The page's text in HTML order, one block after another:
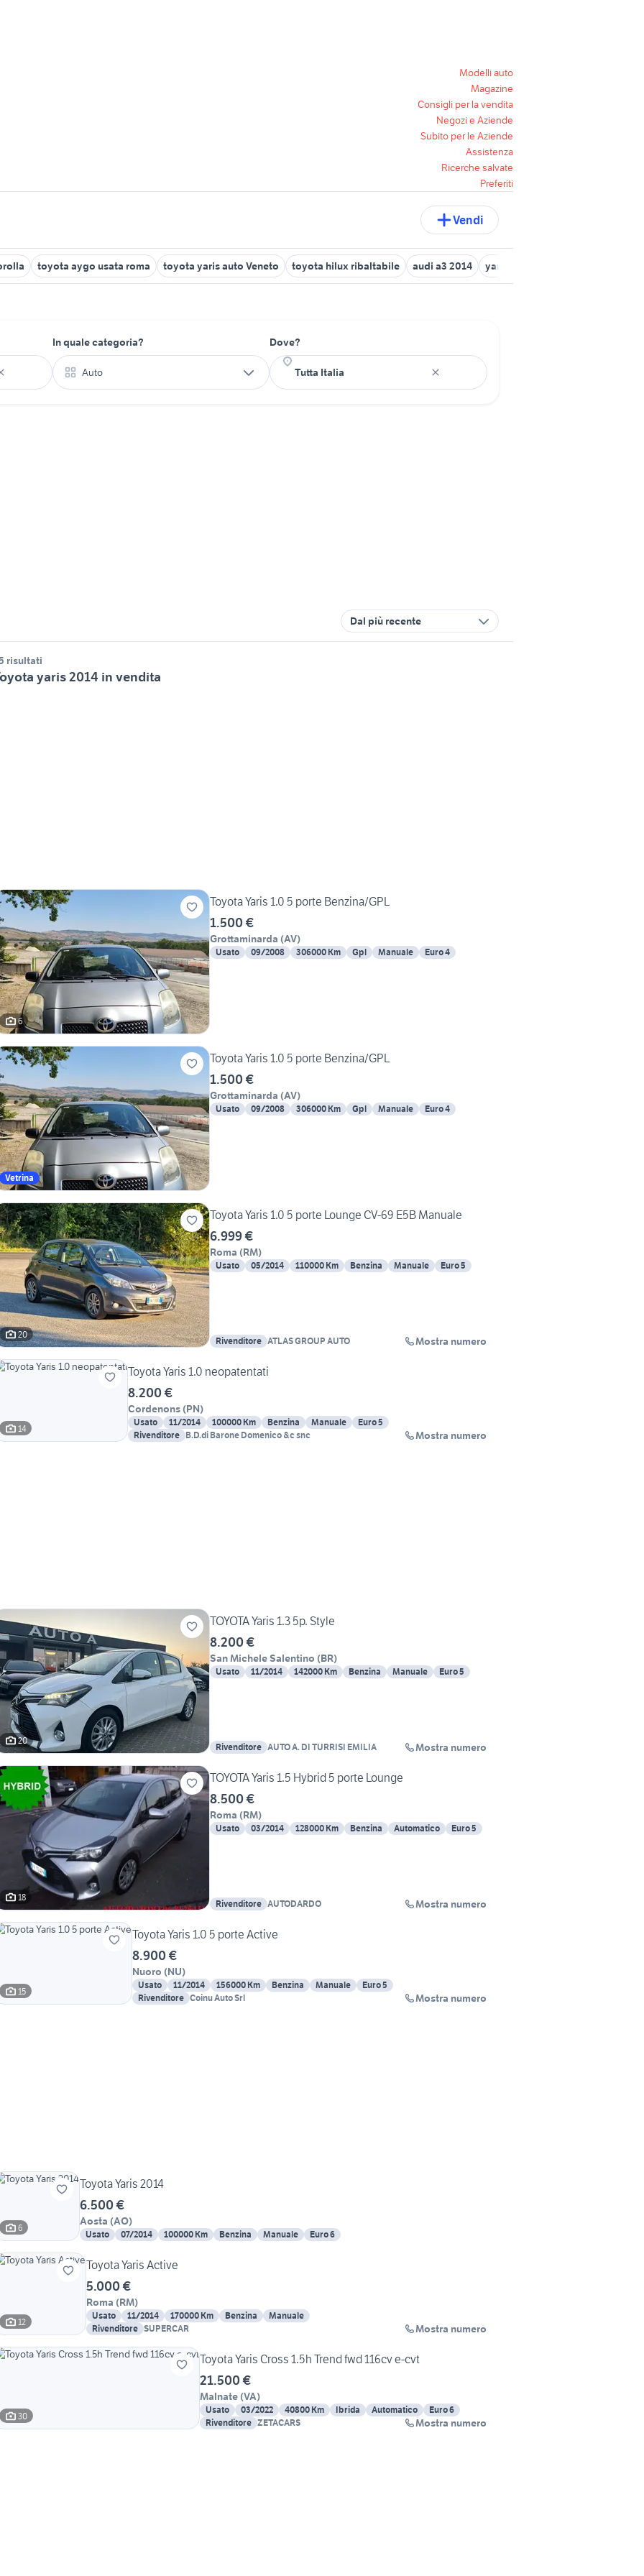
Modelli auto
Magazine
Consigli per la vendita
Negozi e Aziende
Subito per le Aziende
Assistenza
Ricerche salvate
Preferiti
Vendi
toyota aygo usata roma toyota yaris auto Veneto toyota hilux ribaltabile audi a3 2014 yaris in campania
In quale categoria?
Auto
Dove?
Dal più recente
risultati
yaris 2014 in vendita
6
Toyota Yaris 1.0 5 porte Benzina/GPL
1.500 €
Grottaminarda (AV)
Usato 09/2008 306000 Km Gpl Manuale Euro 4
Vetrina
Toyota Yaris 1.0 5 porte Benzina/GPL
1.500 €
Grottaminarda (AV)
Usato 09/2008 306000 Km Gpl Manuale Euro 4
20
Toyota Yaris 1.0 5 porte Lounge CV-69 E5B Manuale
6.999 €
Roma (RM)
Usato 05/2014 110000 Km Benzina Manuale Euro 5
Rivenditore ATLAS GROUP AUTO Mostra numero
14
Toyota Yaris 1.0 neopatentati
8.200 €
Cordenons (PN)
Usato 11/2014 100000 Km Benzina Manuale
Euro 5
Rivenditore B.D.di Barone Domenico &c snc Mostra numero
20
TOYOTA Yaris 1.3 5p. Style
8.200 €
San Michele Salentino (BR)
Usato 11/2014 142000 Km Benzina Manuale Euro 5
Rivenditore AUTO A. DI TURRISI EMILIA Mostra numero
18
TOYOTA Yaris 1.5 Hybrid 5 porte Lounge
8.500 €
Roma (RM)
Usato 03/2014 128000 Km Benzina Automatico Euro 5
Rivenditore AUTODARDO Mostra numero
15
Toyota Yaris 1.0 5 porte Active
8.900 €
Nuoro (NU)
Usato 11/2014 156000 Km Benzina Manuale
Euro 5
Rivenditore Coinu Auto Srl Mostra numero
6
Toyota Yaris 2014
6.500 €
Aosta (AO)
Usato 07/2014 100000 Km Benzina Manuale Euro 6
12
Toyota Yaris Active
5.000 €
Roma (RM)
Usato 11/2014 170000 Km Benzina
Manuale
Rivenditore SUPERCAR Mostra numero
30
Toyota Yaris Cross 1.5h Trend fwd 116cv e-cvt
21.500 €
Malnate (VA)
Usato 03/2022 40800 Km Ibrida Automatico
Euro 6
Rivenditore ZETACARS Mostra numero